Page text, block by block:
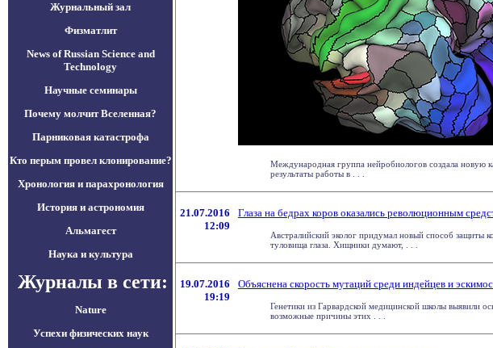
Журнальный зал
Физматлит
News of Russian Science and
Technology
Научные семинары
Почему молчит Вселенная?
Парниковая катастрофа
Кто перым провел клонирование?
Хронология и парахронология
История и астрономия
Альмагест
Наука и культура
Журналы в сети:
Nature
Успехи физических наук
Международная группа нейробиологов создала новую
результаты работы в . . .
21.07.2016
12:09
Глаза на бедрах коров оказались революционным
Австралийский эколог придумал новый способ защиты
туловища глаза. Хищники думают, . . .
19.07.2016
19:19
Объяснена скорость мутаций среди индейцев и
Генетики из Гарвардской медицинской школы выявили
возможные причины этих . . .